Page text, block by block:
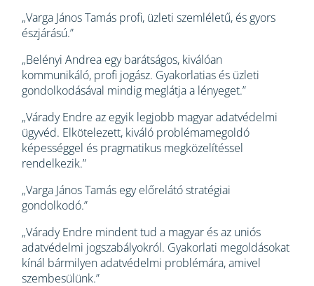
„Varga János Tamás profi, üzleti szemléletű, és gyors
észjárású.”
„Belényi Andrea egy barátságos, kiválóan
kommunikáló, profi jogász. Gyakorlatias és üzleti
gondolkodásával mindig meglátja a lényeget.”
„Várady Endre az egyik legjobb magyar adatvédelmi
ügyvéd. Elkötelezett, kiváló problémamegoldó
képességgel és pragmatikus megközelítéssel
rendelkezik.”
„Varga János Tamás egy előrelátó stratégiai
gondolkodó.”
„Várady Endre mindent tud a magyar és az uniós
adatvédelmi jogszabályokról. Gyakorlati megoldásokat
kínál bármilyen adatvédelmi problémára, amivel
szembesülünk.”